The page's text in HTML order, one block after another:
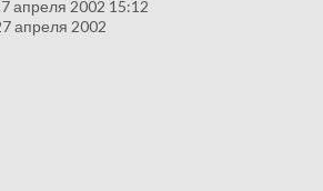
апреля 2002 15:12
апреля 2002